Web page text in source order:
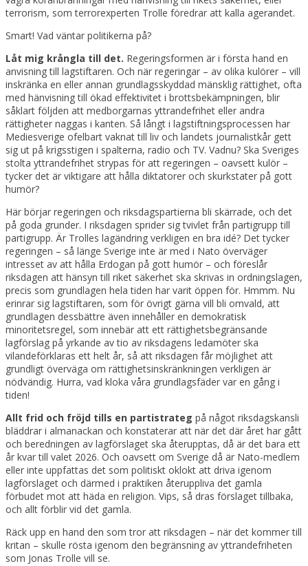
terrorism, som terrorexperten Trolle föredrar att kalla agerandet.
Smart! Vad väntar politikerna på?
Låt mig krångla till det. Regeringsformen är i första hand en
anvisning till lagstiftaren. Och när regeringar – av olika kulörer – vill
inskränka en eller annan grundlagsskyddad mänsklig rättighet, ofta
med hänvisning till ökad effektivitet i brottsbekämpningen, blir
såklart följden att medborgarnas yttrandefrihet eller andra
rättigheter naggas i kanten. Så långt i lagstiftningsprocessen har
Mediesverige ofelbart vaknat till liv och landets journalistkår gett
sig ut på krigsstigen i spalterna, radio och TV. Vadnu? Ska Sveriges
stolta yttrandefrihet strypas för att regeringen – oavsett kulör –
tycker det är viktigare att hålla diktatorer och skurkstater på gott
humör?
Här börjar regeringen och riksdagspartierna bli skärrade, och det
på goda grunder. I riksdagen sprider sig tvivlet från partigrupp till
partigrupp. Är Trolles lagändring verkligen en bra idé? Det tycker
regeringen – så länge Sverige inte är med i Nato överväger
intresset av att hålla Erdogan på gott humör – och föreslår
riksdagen att hänsyn till riket säkerhet ska skrivas in ordningslagen,
precis som grundlagen hela tiden har varit öppen för. Hmmm. Nu
erinrar sig lagstiftaren, som för övrigt gärna vill bli omvald, att
grundlagen dessbättre även innehåller en demokratisk
minoritetsregel, som innebär att ett rättighetsbegränsande
lagförslag på yrkande av tio av riksdagens ledamöter ska
vilandeförklaras ett helt år, så att riksdagen får möjlighet att
grundligt överväga om rättighetsinskränkningen verkligen är
nödvändig. Hurra, vad kloka våra grundlagsfäder var en gång i
tiden!
Allt frid och fröjd tills en partistrateg på något riksdagskansli
bläddrar i almanackan och konstaterar att när det där året har gått
och beredningen av lagförslaget ska återupptas, då är det bara ett
år kvar till valet 2026. Och oavsett om Sverige då är Nato-medlem
eller inte uppfattas det som politiskt oklokt att driva igenom
lagförslaget och därmed i praktiken återuppliva det gamla
förbudet mot att häda en religion. Vips, så dras förslaget tillbaka,
och allt förblir vid det gamla.
Räck upp en hand den som tror att riksdagen – när det kommer till
kritan – skulle rösta igenom den begränsning av yttrandefriheten
som Jonas Trolle vill se.